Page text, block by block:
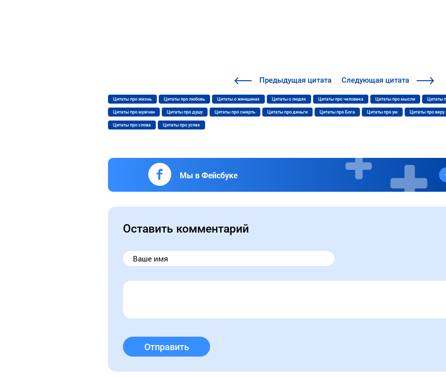
Предыдущая цитата Следующая цитата
Цитаты про жизнь Цитаты про любовь Цитаты о женщинах Цитаты о людях Цитаты про человека Цитаты про мысли Цитаты
Цитаты про мужчин Цитаты про душу Цитаты про смерть Цитаты про деньги Цитаты про Бога Цитаты про ум Цитаты про веру
Цитаты про слова Цитаты про успех
Мы в Фейсбуке
Оставить комментарий
Отправить